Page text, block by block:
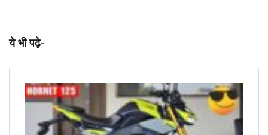
ये भी पढ़े-